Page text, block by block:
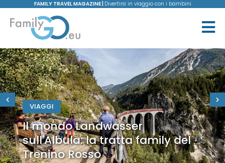
FAMILY TRAVEL MAGAZINE | Divertirsi in viaggio con i bambini
VIAGGI
Il mondo Landwasser
sull'Albula: la tratta family del
Trenino Rosso